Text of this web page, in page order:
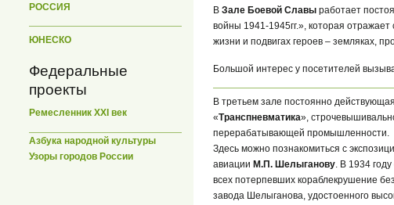
РОССИЯ
ЮНЕСКО
Федеральные
проекты
Ремесленник XXI век
Азбука народной культуры
Узоры городов России
В Зале Боевой Славы работает
войны 1941-1945гг.», которая
жизни и подвигах героев – земляках,
Большой интерес у посетителей
В третьем зале постоянно
«Транспневматика»,
перерабатывающей промышленности.
Здесь можно познакомиться с
авиации М.П. Шелыганову. В 1934
всех потерпевших кораблекрушение
завода Шелыганова, удостоенного